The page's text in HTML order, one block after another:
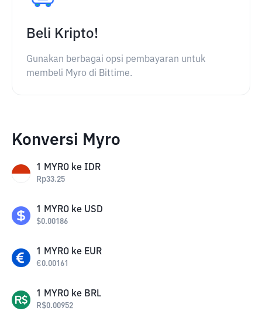
Beli Kripto!
Gunakan berbagai opsi pembayaran untuk
membeli Myro di Bittime.
Konversi Myro
1 MYRO ke IDR
Rp33.25
1 MYRO ke USD
$0.00186
1 MYRO ke EUR
€0.00161
1 MYRO ke BRL
R$0.00952